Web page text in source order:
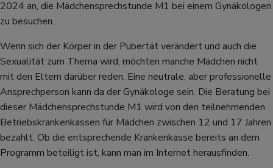
2024 an, die Mädchensprechstunde M1 bei einem Gynäkologen
zu besuchen.
Wenn sich der Körper in der Pubertät verändert und auch die
Sexualität zum Thema wird, möchten manche Mädchen nicht
mit den Eltern darüber reden. Eine neutrale, aber professionelle
Ansprechperson kann da der Gynäkologe sein. Die Beratung bei
dieser Mädchensprechstunde M1 wird von den teilnehmenden
Betriebskrankenkassen für Mädchen zwischen 12 und 17 Jahren
bezahlt. Ob die entsprechende Krankenkasse bereits an dem
Programm beteiligt ist, kann man im Internet herausfinden.